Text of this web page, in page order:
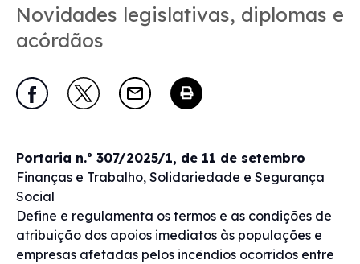
Novidades legislativas, diplomas e
acórdãos
Portaria n.º 307/2025/1, de 11 de setembro
Finanças e Trabalho, Solidariedade e Segurança
Social
Define e regulamenta os termos e as condições de
atribuição dos apoios imediatos às populações e
empresas afetadas pelos incêndios ocorridos entre